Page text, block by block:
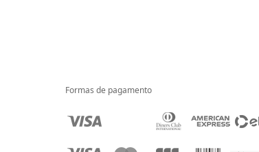
Formas de pagamento